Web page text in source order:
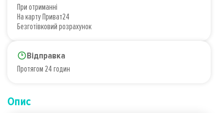
При отриманні
На карту Приват24
Безготівковий розрахунок
Відправка
Протягом 24 годин
Опис